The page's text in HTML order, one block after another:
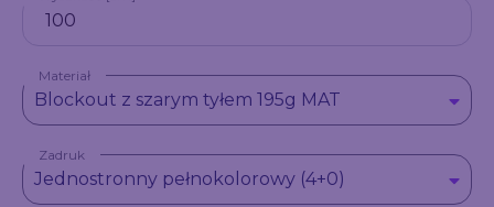
Materiał
Blockout z szarym tyłem 195g MAT
Zadruk
Jednostronny pełnokolorowy (4+0)